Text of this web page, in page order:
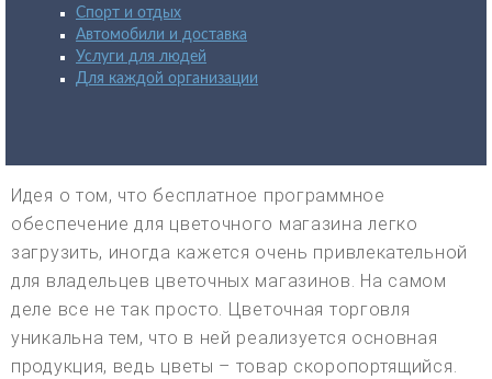
Спорт и отдых
Автомобили и доставка
Услуги для людей
Для каждой организации
Идея о том, что бесплатное программное
обеспечение для цветочного магазина легко
загрузить, иногда кажется очень привлекательной
для владельцев цветочных магазинов. На самом
деле все не так просто. Цветочная торговля
уникальна тем, что в ней реализуется основная
продукция, ведь цветы – товар скоропортящийся.